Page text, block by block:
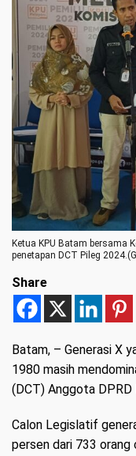
Ketua KPU Batam bersama
penetapan DCT Pileg
Share
Batam, – Generasi X
1980 masih
(DCT) Anggota DPRD
Calon Legislatif
persen dari 733 orang